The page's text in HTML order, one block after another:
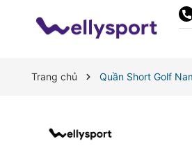
Trang chủ Quần Short Golf